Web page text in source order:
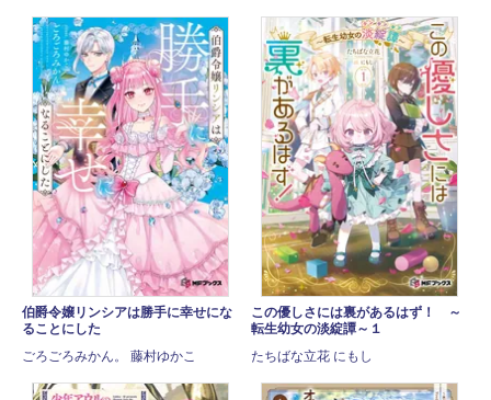
伯爵令嬢リンシアは勝手に幸せにな
ることにした
ごろごろみかん。 藤村ゆかこ
この優しさには裏があるはず！ ～
転生幼女の淡綻譚～１
たちばな立花 にもし